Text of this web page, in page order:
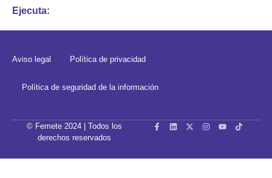
Ejecuta:
Aviso legal Política de privacidad
Política de seguridad de la información
© Femete 2024 | Todos los
derechos reservados